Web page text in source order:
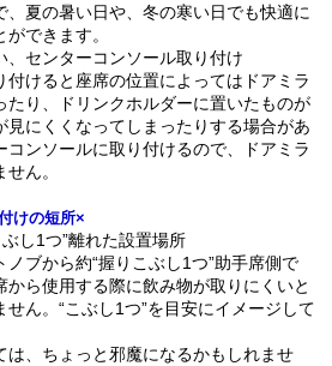
、夏の暑い日や、冬の寒い日でも快適に
できます。
、センターコンソール取り付け
付けると座席の位置によってはドアミラ
たり、ドリンクホルダーに置いたものが
見にくくなってしまったりする場合があ
コンソールに取り付けるので、ドアミラ
ん。
けの短所×
し1つ”離れた設置場所
ブから約“握りこぶし1つ”助手席側で
ら使用する際に飲み物が取りにくいと
ん。“こぶし1つ”を目安にイメージして
は、ちょっと邪魔になるかもしれませ